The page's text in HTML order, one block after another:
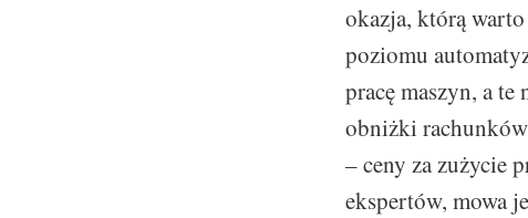
okazja, którą
poziomu
pracę maszyn, a
obniżki
– ceny za zużycie
ekspertów, mowa